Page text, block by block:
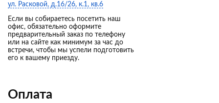
ул. Расковой, д.16/26, к.1, кв.6
Если вы собираетесь посетить наш
офис, обязательно оформите
предварительный заказ по телефону
или на сайте как минимум за час до
встречи, чтобы мы успели подготовить
его к вашему приезду.
Оплата